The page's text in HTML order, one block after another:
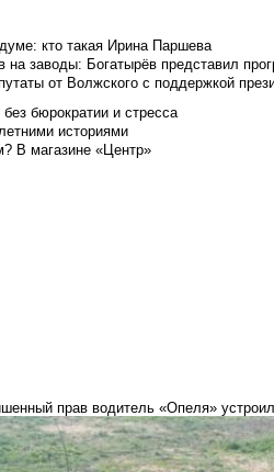
кто такая Ирина Паршева
заводы: Богатырёв представил
от Волжского с поддержкой
бюрократии и стресса
историями
В магазине «Центр»
прав водитель «Опеля»